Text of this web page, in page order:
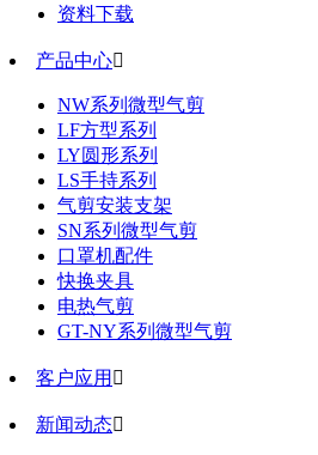
资料下载
产品中心
NW系列微型气剪
LF方型系列
LY圆形系列
LS手持系列
气剪安装支架
SN系列微型气剪
口罩机配件
快换夹具
电热气剪
GT-NY系列微型气剪
客户应用 
新闻动态